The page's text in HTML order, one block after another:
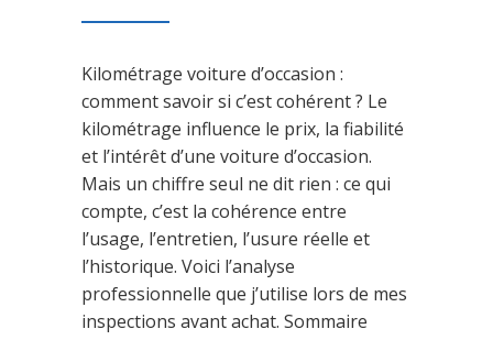
Kilométrage voiture d’occasion :
comment savoir si c’est cohérent ? Le
kilométrage influence le prix, la fiabilité
et l’intérêt d’une voiture d’occasion.
Mais un chiffre seul ne dit rien : ce qui
compte, c’est la cohérence entre
l’usage, l’entretien, l’usure réelle et
l’historique. Voici l’analyse
professionnelle que j’utilise lors de mes
inspections avant achat. Sommaire